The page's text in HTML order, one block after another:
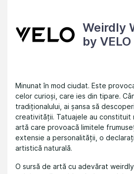
Weirdly
by VELO
Minunat în mod ciudat. Este
celor curioși, care ies din tipare.
tradiționalului, ai șansa să
creativității. Tatuajele au constituit
artă care provoacă limitele
extensie a personalității, o
artistică naturală.
O sursă de artă cu adevărat